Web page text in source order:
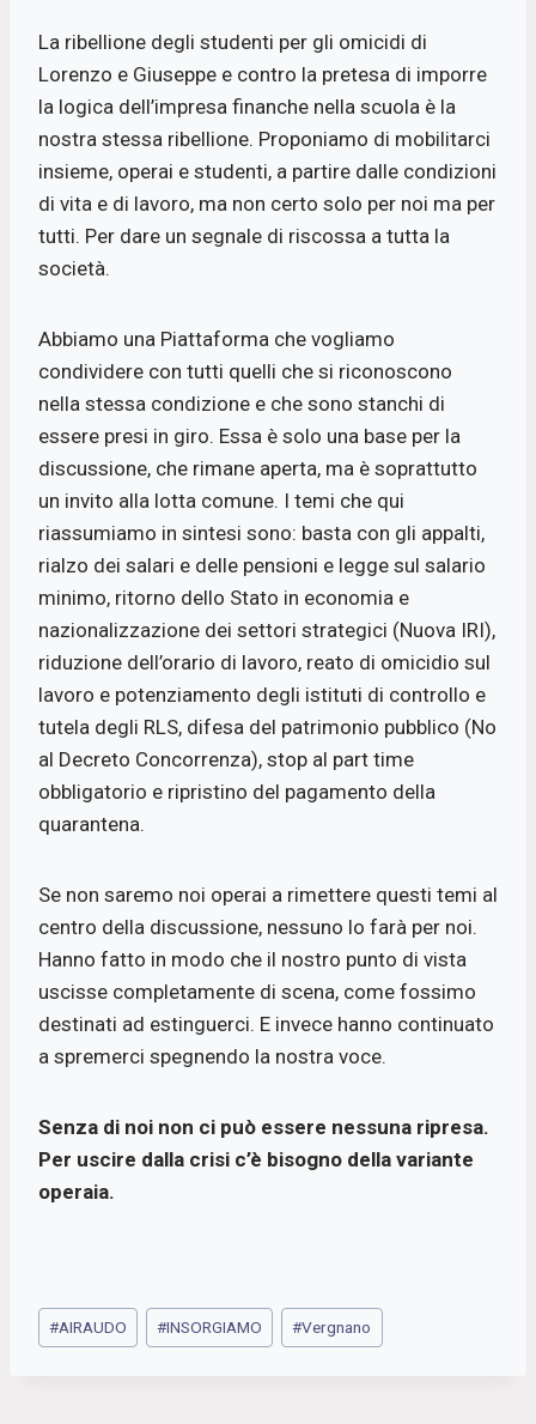
La ribellione degli studenti per gli omicidi di
Lorenzo e Giuseppe e contro la pretesa di imporre
la logica dell’impresa finanche nella scuola è la
nostra stessa ribellione. Proponiamo di mobilitarci
insieme, operai e studenti, a partire dalle condizioni
di vita e di lavoro, ma non certo solo per noi ma per
tutti. Per dare un segnale di riscossa a tutta la
società.
Abbiamo una Piattaforma che vogliamo
condividere con tutti quelli che si riconoscono
nella stessa condizione e che sono stanchi di
essere presi in giro. Essa è solo una base per la
discussione, che rimane aperta, ma è soprattutto
un invito alla lotta comune. I temi che qui
riassumiamo in sintesi sono: basta con gli appalti,
rialzo dei salari e delle pensioni e legge sul salario
minimo, ritorno dello Stato in economia e
nazionalizzazione dei settori strategici (Nuova IRI),
riduzione dell’orario di lavoro, reato di omicidio sul
lavoro e potenziamento degli istituti di controllo e
tutela degli RLS, difesa del patrimonio pubblico (No
al Decreto Concorrenza), stop al part time
obbligatorio e ripristino del pagamento della
quarantena.
Se non saremo noi operai a rimettere questi temi al
centro della discussione, nessuno lo farà per noi.
Hanno fatto in modo che il nostro punto di vista
uscisse completamente di scena, come fossimo
destinati ad estinguerci. E invece hanno continuato
a spremerci spegnendo la nostra voce.
Senza di noi non ci può essere nessuna ripresa.
Per uscire dalla crisi c’è bisogno della variante
operaia.
Tag
articolo:
#AIRAUDO #INSORGIAMO #Vergnano